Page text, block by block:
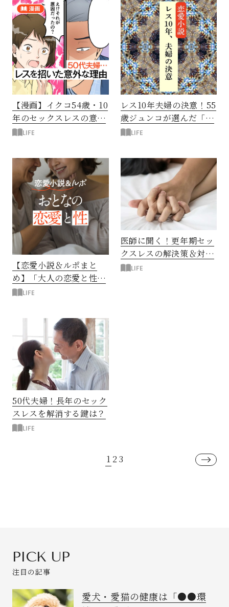
【漫画】イクコ54歳・10
年のセックスレスの意外
な原因は？秘められた夫
LIFE
レス10年夫婦の決意！55
歳ジュンコが選んだ「も
う一度恋する道」
LIFE
【恋愛小説＆ルポまと
め】「大人の恋愛と性」
をリアルに描く
LIFE
医師に聞く！更年期セッ
クスレスの解決策＆対処
法 LIFE
50代夫婦！長年のセック
スレスを解消する鍵は？
LIFE
1 23
PICK UP
注目の記事
愛犬・愛猫の健康は「●●環
閉じる